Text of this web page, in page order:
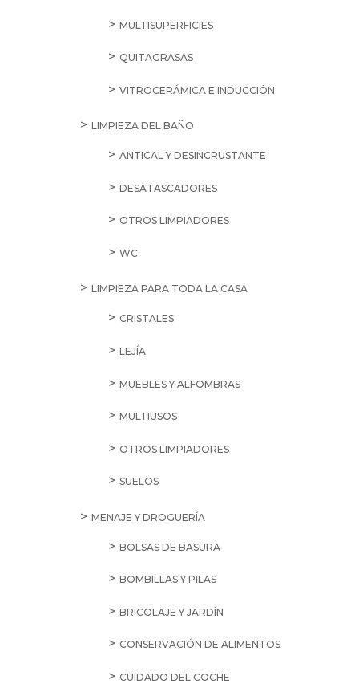
MULTISUPERFICIES
QUITAGRASAS
VITROCERÁMICA E INDUCCIÓN
LIMPIEZA DEL BAÑO
ANTICAL Y DESINCRUSTANTE
DESATASCADORES
OTROS LIMPIADORES
WC
LIMPIEZA PARA TODA LA CASA
CRISTALES
LEJÍA
MUEBLES Y ALFOMBRAS
MULTIUSOS
OTROS LIMPIADORES
SUELOS
MENAJE Y DROGUERÍA
BOLSAS DE BASURA
BOMBILLAS Y PILAS
BRICOLAJE Y JARDÍN
CONSERVACIÓN DE ALIMENTOS
CUIDADO DEL COCHE